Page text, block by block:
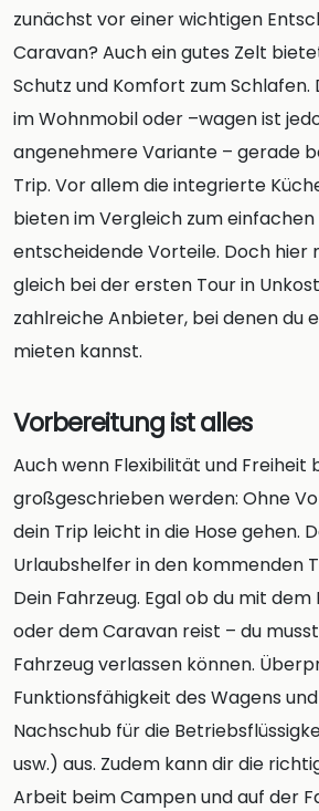
zunächst vor einer wichtigen
Caravan? Auch ein gutes Zelt
Schutz und Komfort zum
im Wohnmobil oder –wagen ist
angenehmere Variante – gerade
Trip. Vor allem die integrierte
bieten im Vergleich zum einfachen
entscheidende Vorteile. Doch hier
gleich bei der ersten Tour in
zahlreiche Anbieter, bei denen du
mieten kannst.
Vorbereitung ist alles
Auch wenn Flexibilität und Freiheit
großgeschrieben werden: Ohne
dein Trip leicht in die Hose gehen.
Urlaubshelfer in den kommenden
Dein Fahrzeug. Egal ob du mit dem
oder dem Caravan reist – du
Fahrzeug verlassen können.
Funktionsfähigkeit des Wagens
Nachschub für die
usw.) aus. Zudem kann dir die
Arbeit beim Campen und auf der